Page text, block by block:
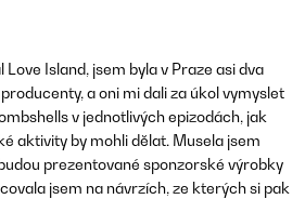
Island, jsem byla v Praze asi dva
a oni mi dali za úkol vymyslet
v jednotlivých epizodách, jak
aktivity by mohli dělat. Musela jsem
prezentované sponzorské výrobky
jsem na návrzích, ze kterých si pak